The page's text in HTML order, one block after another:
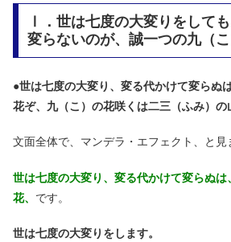
Ⅰ．世は七度の大変りをして
変らないのが、誠一つの九（こ
●世は七度の大変り、変る代かけて変らぬ
花ぞ、九（こ）の花咲くは二三（ふみ）の
文面全体で、マンデラ・エフェクト、と見
世は七度の大変り、変る代かけて変らぬ
花、 です。
世は七度の大変りをします。